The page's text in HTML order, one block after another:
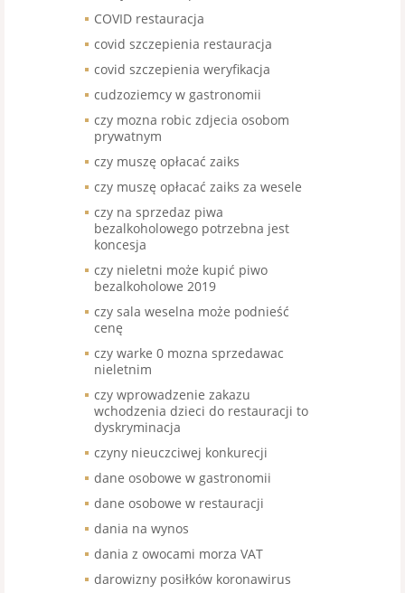
COVID restauracja
covid szczepienia restauracja
covid szczepienia weryfikacja
cudzoziemcy w gastronomii
czy mozna robic zdjecia osobom
prywatnym
czy muszę opłacać zaiks
czy muszę opłacać zaiks za wesele
czy na sprzedaz piwa
bezalkoholowego potrzebna jest
koncesja
czy nieletni może kupić piwo
bezalkoholowe 2019
czy sala weselna może podnieść
cenę
czy warke 0 mozna sprzedawac
nieletnim
czy wprowadzenie zakazu
wchodzenia dzieci do restauracji to
dyskryminacja
czyny nieuczciwej konkurecji
dane osobowe w gastronomii
dane osobowe w restauracji
dania na wynos
dania z owocami morza VAT
darowizny posiłków koronawirus